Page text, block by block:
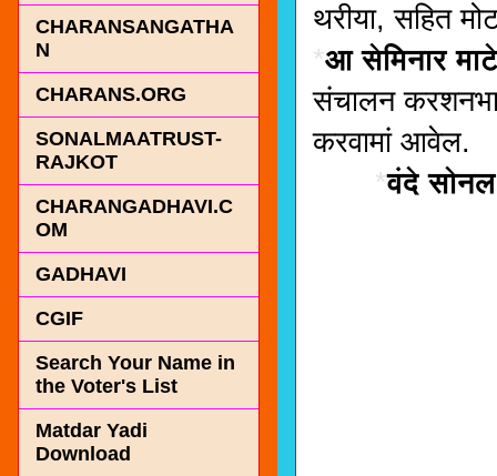
थरीया, सहित
*आ सेमिनार
संचालन
करवामां आवेल.
*वंदे
CHARANSANGATHA
N
CHARANS.ORG
SONALMAATRUST-
RAJKOT
CHARANGADHAVI.C
OM
GADHAVI
CGIF
Search Your Name in
the Voter's List
Matdar Yadi
Download